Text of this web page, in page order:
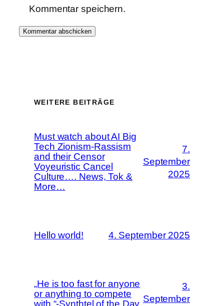
Kommentar speichern.
WEITERE BEITRÄGE
Must watch about AI Big
Tech Zionism-Rassism
and their Censor
Voyeuristic Cancel
Culture…. News, Tok &
More…
7.
September
2025
Hello world! 4. September 2025
„He is too fast for anyone
or anything to compete
with.“-Synthtel of the Day,
3.
September